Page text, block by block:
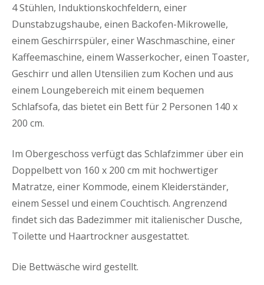
4 Stühlen, Induktionskochfeldern, einer
Dunstabzugshaube, einen Backofen-Mikrowelle,
einem Geschirrspüler, einer Waschmaschine, einer
Kaffeemaschine, einem Wasserkocher, einen Toaster,
Geschirr und allen Utensilien zum Kochen und aus
einem Loungebereich mit einem bequemen
Schlafsofa, das bietet ein Bett für 2 Personen 140 x
200 cm.
Im Obergeschoss verfügt das Schlafzimmer über ein
Doppelbett von 160 x 200 cm mit hochwertiger
Matratze, einer Kommode, einem Kleiderständer,
einem Sessel und einem Couchtisch. Angrenzend
findet sich das Badezimmer mit italienischer Dusche,
Toilette und Haartrockner ausgestattet.
Die Bettwäsche wird gestellt.